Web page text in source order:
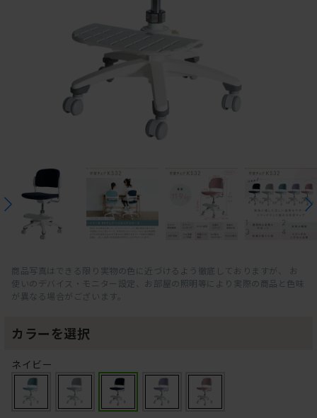
商品写真はできる限り実物の色に近づけるよう徹底しておりますが、 お
使いのデバイス・モニター設定、お部屋の照明等により実際の商品と色味
が異なる場合がございます。
カラーを選択
ネイビー